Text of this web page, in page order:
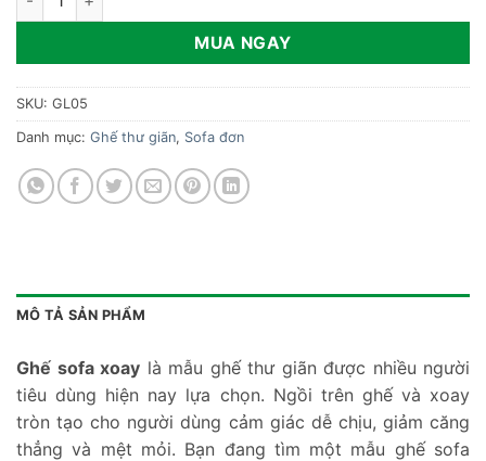
MUA NGAY
SKU: GL05
Danh mục: Ghế thư giãn, Sofa đơn
MÔ TẢ SẢN PHẨM
Ghế sofa xoay là mẫu ghế thư giãn được nhiều người
tiêu dùng hiện nay lựa chọn. Ngồi trên ghế và xoay
tròn tạo cho người dùng cảm giác dễ chịu, giảm căng
thẳng và mệt mỏi. Bạn đang tìm một mẫu ghế sofa